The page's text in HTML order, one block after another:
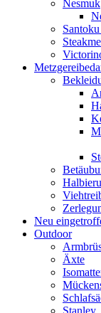
Nesmuk
Neu
Outdoor
Äxte